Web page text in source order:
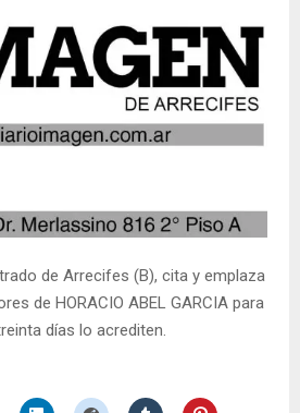
de Arrecifes (B), cita y emplaza
de HORACIO ABEL GARCIA para
días lo acrediten.